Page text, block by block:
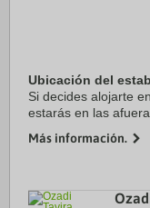
Ubicación del
Si decides alojarte
estarás en las
para familias se
Más información.